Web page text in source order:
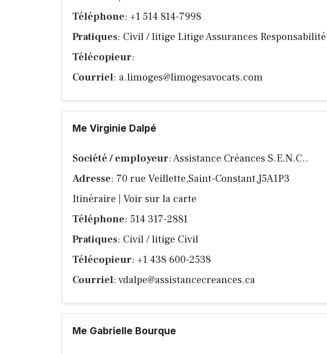
Téléphone: +1 514 814-7998
Pratiques: Civil / litige Litige Assurances
Télécopieur:
Courriel: a.limoges@limogesavocats.com
Me Virginie Dalpé
Société / employeur: Assistance Créances S.E.N.C..
Adresse: 70 rue Veillette,Saint-Constant,J5A1P3
Itinéraire
Voir sur la carte
Téléphone: 514 317-2881
Pratiques: Civil / litige Civil
Télécopieur: +1 438 600-2538
Courriel: vdalpe@assistancecreances.ca
Me Gabrielle Bourque